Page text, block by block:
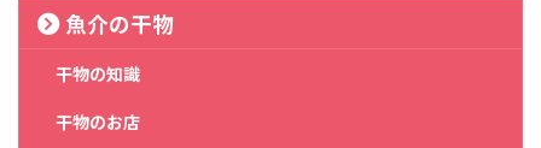
魚介の干物
干物の知識
干物のお店